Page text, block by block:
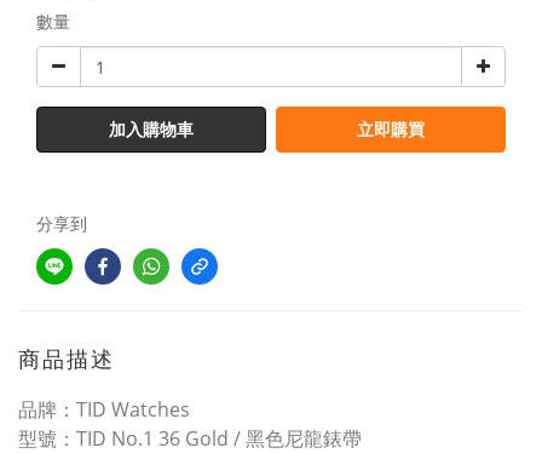
數量
加入購物車 立即購買
分享到
商品描述
品牌：TID Watches
型號：TID No.1 36 Gold / 黑色尼龍錶帶